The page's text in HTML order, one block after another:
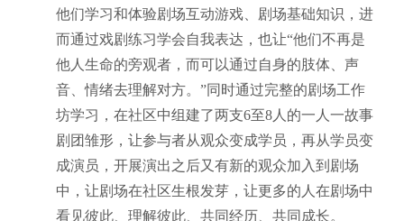
他们学习和体验剧场互动游戏、剧场基础知识，进
而通过戏剧练习学会自我表达，也让“他们不再是
他人生命的旁观者，而可以通过自身的肢体、声
音、情绪去理解对方。”同时通过完整的剧场工作
坊学习，在社区中组建了两支6至8人的一人一故事
剧团雏形 ，让参与者从观众变成学员，再从学员变
成演员，开展演出之后又有新的观众加入到剧场
中，让剧场在社区生根发芽，让更多的人在剧场中
看见彼此、理解彼此、共同经历、共同成长。